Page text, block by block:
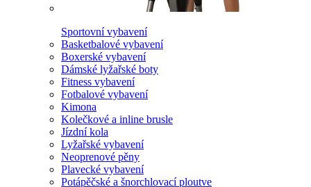
Sportovní vybavení
Basketbalové vybavení
Boxerské vybavení
Dámské lyžařské boty
Fitness vybavení
Fotbalové vybavení
Kimona
Kolečkové a inline brusle
Jízdní kola
Lyžařské vybavení
Neoprenové pěny
Plavecké vybavení
Potápěčské a šnorchlovací ploutve